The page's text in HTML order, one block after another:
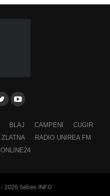
BLAJ CAMPENI
CUGIR
ZLATNA
RADIO UNIREA FM
2026 Sebes INFO